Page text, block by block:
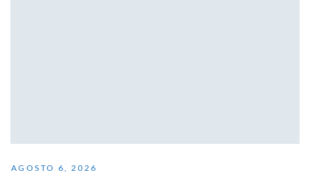
AGOSTO 6, 2026